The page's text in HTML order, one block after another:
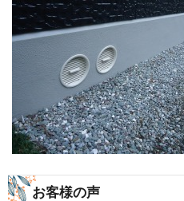
お客様の声